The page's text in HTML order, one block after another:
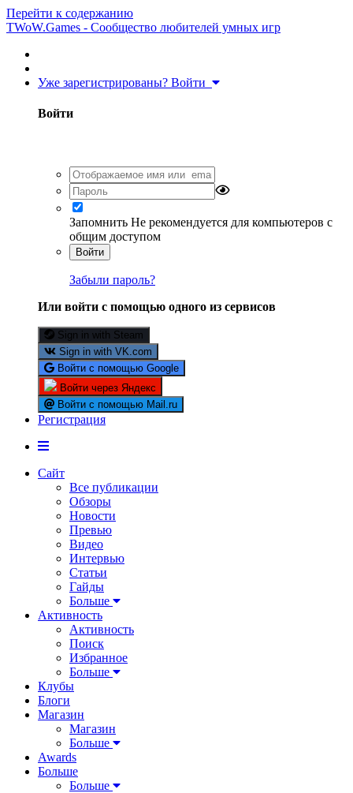
Перейти к содержанию
TWoW.Games - Сообщество любителей умных игр
Уже зарегистрированы? Войти
Войти
Запомнить Не рекомендуется для компьютеров с
общим доступом
Войти
Забыли пароль?
Или войти с помощью одного из сервисов
Sign in with Steam
Sign in with VK.com
Войти с помощью Google
Войти через Яндекс
Войти с помощью Mail.ru
Регистрация
Сайт
Все публикации
Обзоры
Новости
Превью
Видео
Интервью
Статьи
Гайды
Больше
Активность
Активность
Поиск
Избранное
Больше
Клубы
Блоги
Магазин
Магазин
Больше
Awards
Больше
Больше